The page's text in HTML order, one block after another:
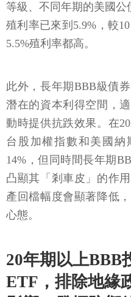
等級、不同年期的美國公
殖利率已來到5.9%，較
5.5%殖利率都高。
此外，長年期BBB級債
潛在的資本利得空間，
動時提供抗跌效果。在
台股加權指數和美國納
14%，但同時間長年期
凸顯其「剎車皮」的作
產回檔幅度會顯著降低
心態。
20年期以上BBB
ETF，排除地緣